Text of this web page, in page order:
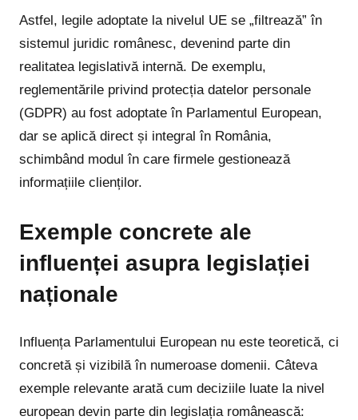
Astfel, legile adoptate la nivelul UE se „filtrează” în
sistemul juridic românesc, devenind parte din
realitatea legislativă internă. De exemplu,
reglementările privind protecția datelor personale
(GDPR) au fost adoptate în Parlamentul European,
dar se aplică direct și integral în România,
schimbând modul în care firmele gestionează
informațiile clienților.
Exemple concrete ale
influenței asupra legislației
naționale
Influența Parlamentului European nu este teoretică, ci
concretă și vizibilă în numeroase domenii. Câteva
exemple relevante arată cum deciziile luate la nivel
european devin parte din legislația românească: